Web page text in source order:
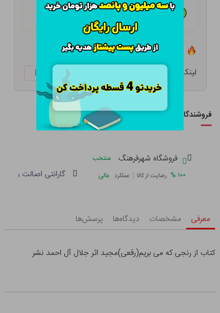
هـر قسط با تــرب‌پــی:۱۸,۷۶۳ تومان
لینک کوتاه: ketabtala.com/sbp-41523
فروشندگان این کالا
فروشگاه شهرفرهنگ
منتخب
۱۰۰ % رضایت از کالا | عملکرد عالی گارانتی اصالت و
معرفی مشخصات دیدگاه‌ها پرسش‌ها
کتاب از رنجی که می بریم(رقعی)مجید اثر جلال آل احمد نشر